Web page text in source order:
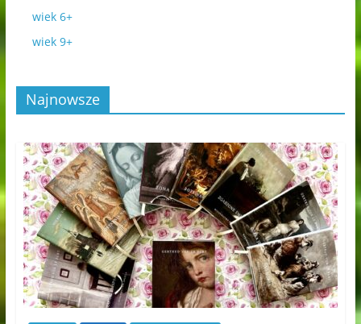
wiek 6+
wiek 9+
Najnowsze